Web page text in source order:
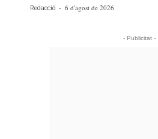
Redacció - 6 d'agost de 2026
- Publicitat -